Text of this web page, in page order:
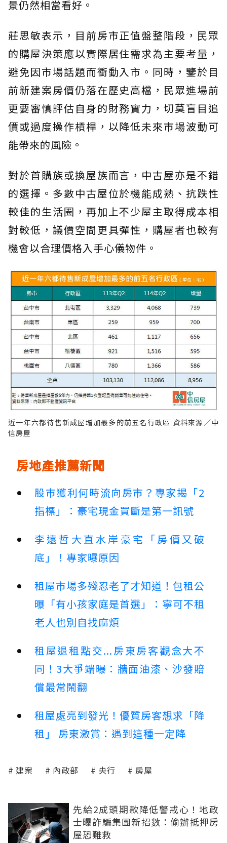
景仍然相當看好。
莊思敏表示，目前房市正值盤整階段，民眾
的購屋決策應以實際居住需求為主要考量，
避免因市場話題而衝動入市。同時，鑒於目
前新建案房價仍落在歷史高檔，民眾進場前
更要審慎評估自身的財務實力，切莫盲目追
價或過度操作槓桿，以降低未來市場波動可
能帶來的風險。
對於首購族或換屋族而言，中古屋亦是不錯
的選擇。多數中古屋位於機能成熟、抗跌性
較佳的生活圈，再加上不少屋主取得成本相
對較低，議價空間更具彈性，購屋者也較有
機會以合理價格入手心儀物件。
近一年六都待售新成屋增加最多的前五名行政區 資料來源／中
信房屋
房地產推薦新聞
股市獲利何時流向房市？專家揭「2
指標」：豪宅現金買斷是第一訊號
李遠哲大直水岸豪宅「房價又破
底」！專家曝原因
租屋市場多殘忍老了才知道！包租公
曝「有小孩家庭是首選」：寧可不租
老人也別自找麻煩
租屋退租點交...房東房客觀念大不
同！3大爭端曝：牆面油漆、沙發賠
償最常鬧翻
租屋處亮到發光！優質房客想求「降
租」 房東激賞：遇到這種一定降
建案 內政部 央行 房屋
先給2成頭期款降低警戒心！地政
士曝詐騙集團新招數：偷辦抵押房
屋恐難救